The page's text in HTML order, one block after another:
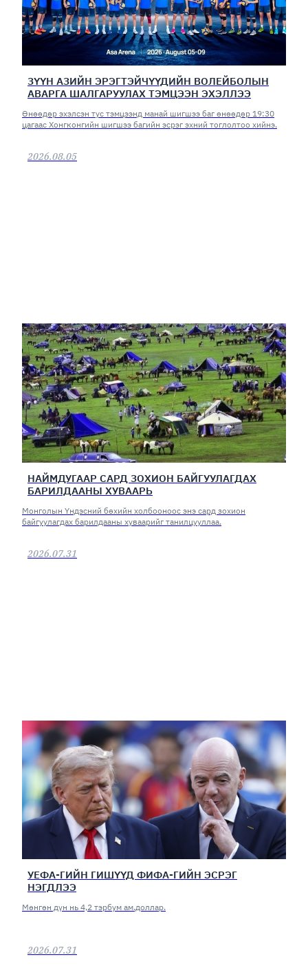
ЗҮҮН АЗИЙН ЭРЭГТЭЙЧҮҮДИЙН ВОЛЕЙБОЛЫН
АВАРГА ШАЛГАРУУЛАХ ТЭМЦЭЭН ЭХЭЛЛЭЭ
Өнөөдөр эхэлсэн тус тэмцээнд манай шигшээ баг өнөөдөр 19:30
цагаас Хонгконгийн шигшээ багийн эсрэг эхний тоглолтоо хийнэ.
2026.08.05
НАЙМДУГААР САРД ЗОХИОН БАЙГУУЛАГДАХ
БАРИЛДААНЫ ХУВААРЬ
Монголын Үндэсний бөхийн холбооноос энэ сард зохион
байгуулагдах барилдааны хуваарийг танилцууллаа.
2026.07.31
УЕФА-ГИЙН ГИШҮҮД ФИФА-ГИЙН ЭСРЭГ
НЭГДЛЭЭ
Мөнгөн дүн нь 4,2 тэрбум ам.доллар.
2026.07.31